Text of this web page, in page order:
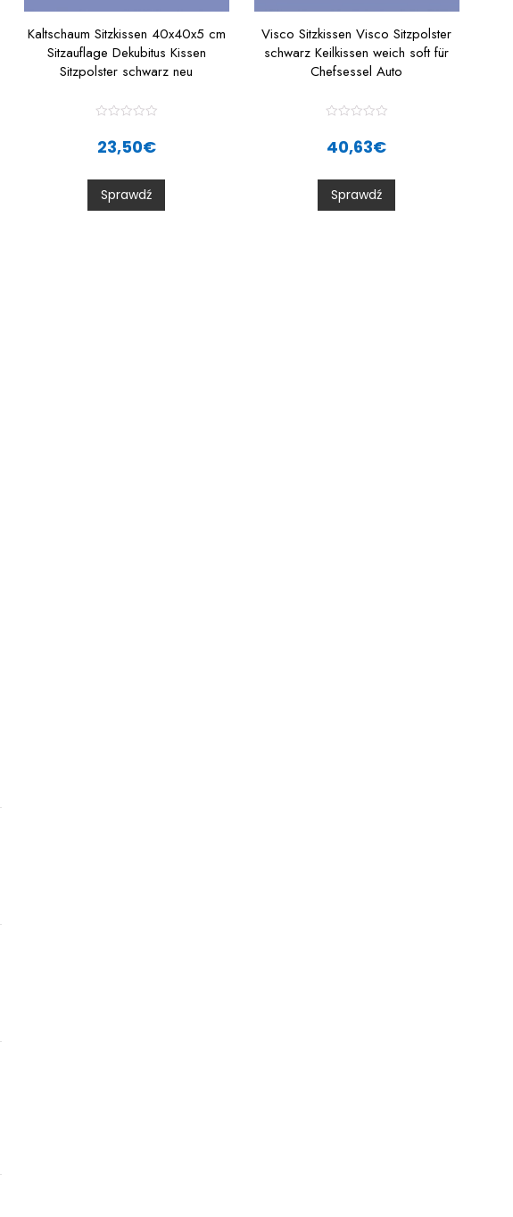
Kaltschaum Sitzkissen 40x40x5 cm
Sitzauflage Dekubitus Kissen
Sitzpolster schwarz neu
a
t
0
o
u
t
23,50€
Sprawdź
Visco Sitzkissen Visco Sitzpolster
schwarz Keilkissen weich soft für
Chefsessel Auto
t
0
o
u
t
40,63€
Sprawdź